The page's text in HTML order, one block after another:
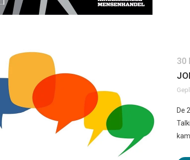
30
De